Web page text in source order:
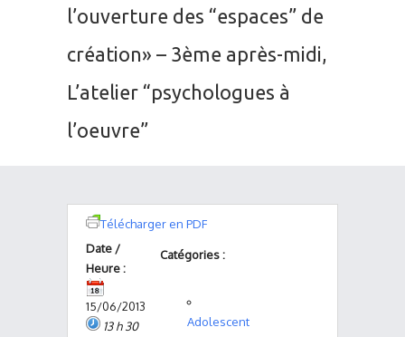
l’ouverture des “espaces” de
création» – 3ème après-midi,
L’atelier “psychologues à
l’oeuvre”
Télécharger en PDF
Date /
Heure :
15/06/2013
13 h 30
Catégories :
Adolescent